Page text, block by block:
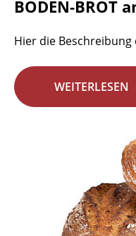
BODEN-BROT
Hier die Beschreibung
WEITERLESEN